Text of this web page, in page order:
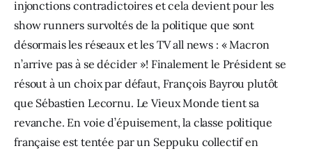
injonctions contradictoires et cela devient pour les
show runners survoltés de la politique que sont
désormais les réseaux et les TV all news : « Macron
n’arrive pas à se décider »! Finalement le Président se
résout à un choix par défaut, François Bayrou plutôt
que Sébastien Lecornu. Le Vieux Monde tient sa
revanche. En voie d’épuisement, la classe politique
française est tentée par un Seppuku collectif en